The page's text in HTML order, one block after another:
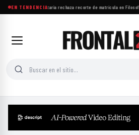
EN TENDENCIA
Comunidad universitaria rechaza recorte de matrícula en